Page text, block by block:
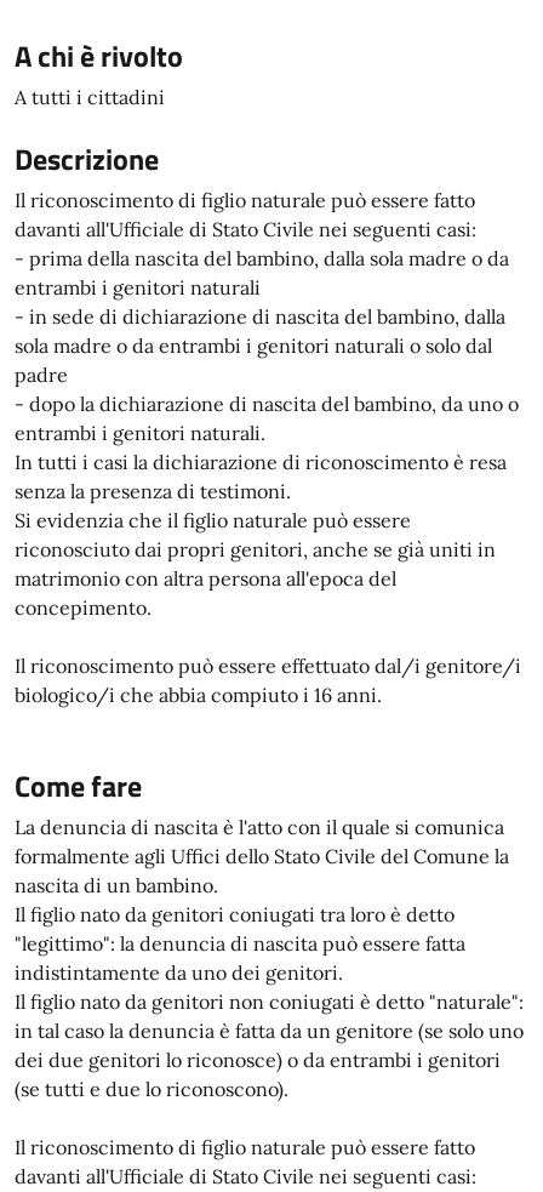
A chi è rivolto
A tutti i cittadini
Descrizione
Il riconoscimento di figlio naturale può essere fatto
davanti all'Ufficiale di Stato Civile nei seguenti casi:
- prima della nascita del bambino, dalla sola madre o da
entrambi i genitori naturali
- in sede di dichiarazione di nascita del bambino, dalla
sola madre o da entrambi i genitori naturali o solo dal
padre
- dopo la dichiarazione di nascita del bambino, da uno o
entrambi i genitori naturali.
In tutti i casi la dichiarazione di riconoscimento è resa
senza la presenza di testimoni.
Si evidenzia che il figlio naturale può essere
riconosciuto dai propri genitori, anche se già uniti in
matrimonio con altra persona all'epoca del
concepimento.
Il riconoscimento può essere effettuato dal/i genitore/i
biologico/i che abbia compiuto i 16 anni.
Come fare
La denuncia di nascita è l'atto con il quale si comunica
formalmente agli Uffici dello Stato Civile del Comune la
nascita di un bambino.
Il figlio nato da genitori coniugati tra loro è detto
"legittimo": la denuncia di nascita può essere fatta
indistintamente da uno dei genitori.
Il figlio nato da genitori non coniugati è detto "naturale":
in tal caso la denuncia è fatta da un genitore (se solo uno
dei due genitori lo riconosce) o da entrambi i genitori
(se tutti e due lo riconoscono).
Il riconoscimento di figlio naturale può essere fatto
davanti all'Ufficiale di Stato Civile nei seguenti casi: